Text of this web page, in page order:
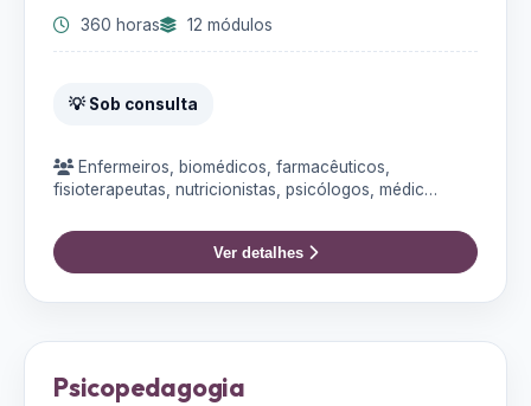
360 horas 12 módulos
💡 Sob consulta
Enfermeiros, biomédicos, farmacêuticos,
fisioterapeutas, nutricionistas, psicólogos, médic…
Ver detalhes
Psicopedagogia